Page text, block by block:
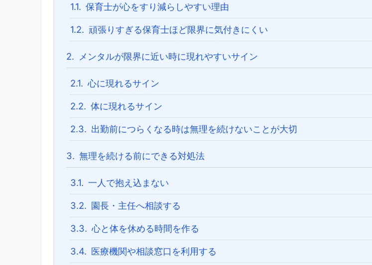
1.1. 保育士が心をすり減らしやすい理由
1.2. 頑張りすぎる保育士ほど限界に気付きにくい
2. メンタルが限界に近い時に現れやすいサイン
2.1. 心に現れるサイン
2.2. 体に現れるサイン
2.3. 出勤前につらくなる時は無理を続けないことが大切
3. 無理を続ける前にできる対処法
3.1. 一人で抱え込まない
3.2. 園長・主任へ相談する
3.3. 心と体を休める時間を作る
3.4. 医療機関や相談窓口を利用する